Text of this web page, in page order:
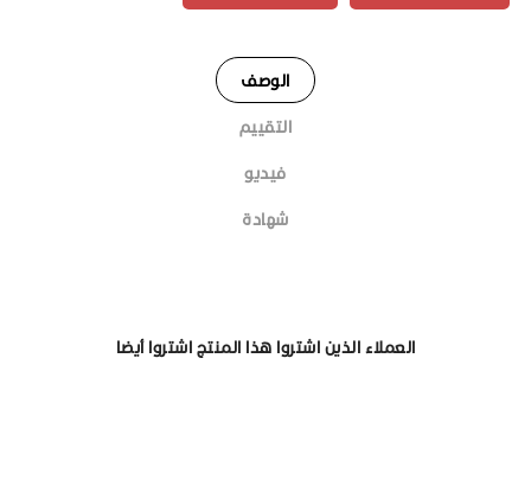
الوصف
التقييم
فيديو
شهادة
العملاء الذين اشتروا هذا المنتج اشتروا أيضا